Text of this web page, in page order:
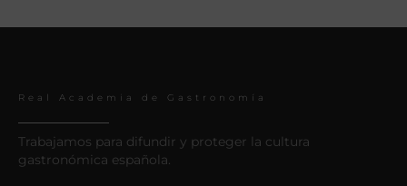
Real Academia de Gastronomía
Trabajamos para difundir y proteger la cultura
gastronómica española.